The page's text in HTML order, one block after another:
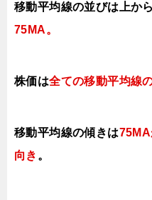
移動平均線の並びは上から
75MA。
株価は全ての移動平均線
移動平均線の傾きは
向き 。